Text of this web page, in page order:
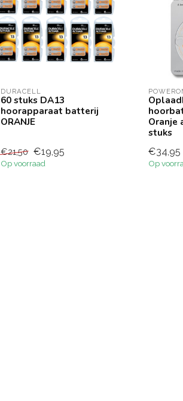
DURACELL
60 stuks DA13
hoorapparaat batterij
ORANJE
€21,50 €19,95
Op voorraad
Oranje
stuks
€34,95
Op